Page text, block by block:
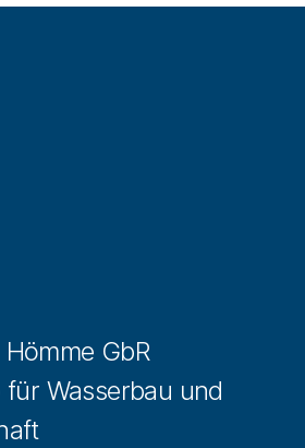
GbR
Wasserbau und